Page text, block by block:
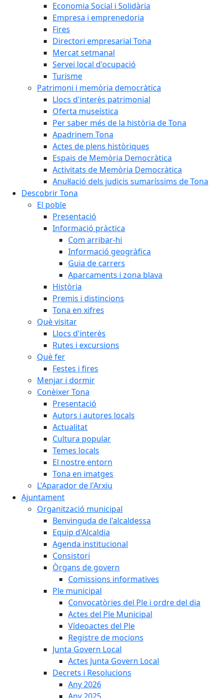
Economia Social i Solidària
Empresa i emprenedoria
Fires
Directori empresarial Tona
Mercat setmanal
Servei local d'ocupació
Turisme
Patrimoni i memòria democràtica
Llocs d'interès patrimonial
Oferta museística
Per saber més de la història de Tona
Apadrinem Tona
Actes de plens històriques
Espais de Memòria Democràtica
Activitats de Memòria Democràtica
Anul·lació dels judicis sumaríssims de Tona
Descobrir Tona
El poble
Presentació
Informació pràctica
Com arribar-hi
Informació geogràfica
Guia de carrers
Aparcaments i zona blava
Història
Premis i distincions
Tona en xifres
Què visitar
Llocs d'interès
Rutes i excursions
Què fer
Festes i fires
Menjar i dormir
Conèixer Tona
Presentació
Autors i autores locals
Actualitat
Cultura popular
Temes locals
El nostre entorn
Tona en imatges
L'Aparador de l'Arxiu
Ajuntament
Organització municipal
Benvinguda de l'alcaldessa
Equip d'Alcaldia
Agenda institucional
Consistori
Òrgans de govern
Comissions informatives
Ple municipal
Convocatòries del Ple i ordre del dia
Actes del Ple Municipal
Vídeoactes del Ple
Registre de mocions
Junta Govern Local
Actes Junta Govern Local
Decrets i Resolucions
Any 2026